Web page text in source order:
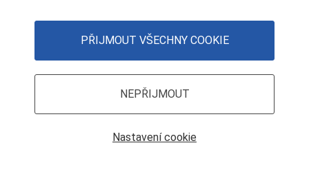
Zásady používání cookies
PŘIJMOUT VŠECHNY COOKIE
NEPŘIJMOUT
Nastavení cookie